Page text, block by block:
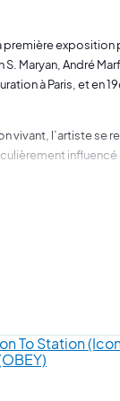
exposition
Maryan, André
à Paris, et en
vivant, l’artiste se
influencé
à différentes
sont épaisses